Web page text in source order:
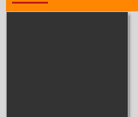
इसे भी देखें